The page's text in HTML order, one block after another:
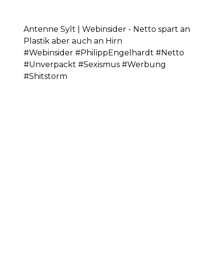
Antenne Sylt | Webinsider - Netto spart an
Plastik aber auch an Hirn
#Webinsider #PhilippEngelhardt #Netto
#Unverpackt #Sexismus #Werbung
#Shitstorm